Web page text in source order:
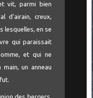
vit, parmi bien
d'airain, creux,
lesquelles, en se
qui paraissait
et qui ne
un anneau